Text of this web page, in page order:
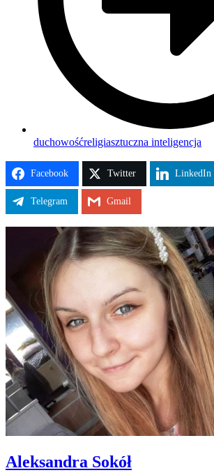
duchowośćreligiasztuczna inteligencja
Facebook Twitter LinkedIn
Telegram Gmail
Aleksandra Sokół